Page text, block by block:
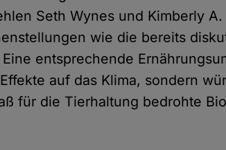
Seth Wynes und Kimberly
wie die bereits
entsprechende
auf das Klima, sondern
für die Tierhaltung bedrohte